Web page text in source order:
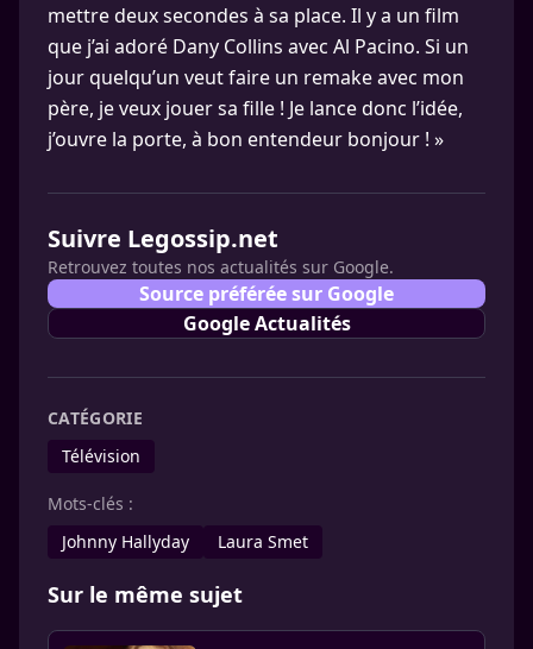
mettre deux secondes à sa place. Il y a un film
que j’ai adoré Dany Collins avec Al Pacino. Si un
jour quelqu’un veut faire un remake avec mon
père, je veux jouer sa fille ! Je lance donc l’idée,
j’ouvre la porte, à bon entendeur bonjour ! »
Suivre Legossip.net
Retrouvez toutes nos actualités sur Google.
Source préférée sur Google
Google Actualités
CATÉGORIE
Télévision
Mots-clés :
Johnny Hallyday
Laura Smet
Sur le même sujet